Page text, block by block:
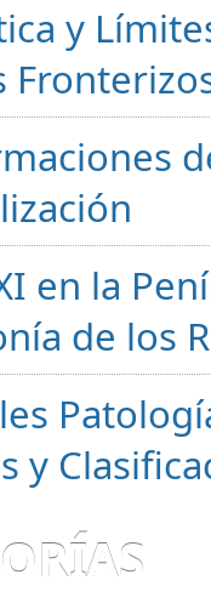
y
en la
de los
y